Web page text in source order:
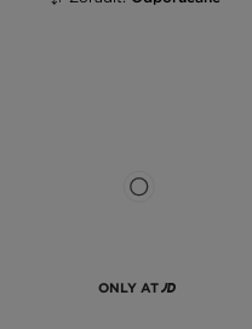
ONLY AT